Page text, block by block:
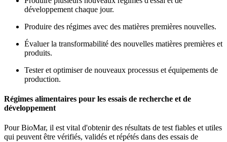
développement chaque jour.
Produire des régimes avec des matières premières nouvelles.
Évaluer la transformabilité des nouvelles matières premières et
produits.
Tester et optimiser de nouveaux processus et équipements de
production.
Régimes alimentaires pour les essais de recherche et de
développement
Pour BioMar, il est vital d'obtenir des résultats de test fiables et utiles
qui peuvent être vérifiés, validés et répétés dans des essais de